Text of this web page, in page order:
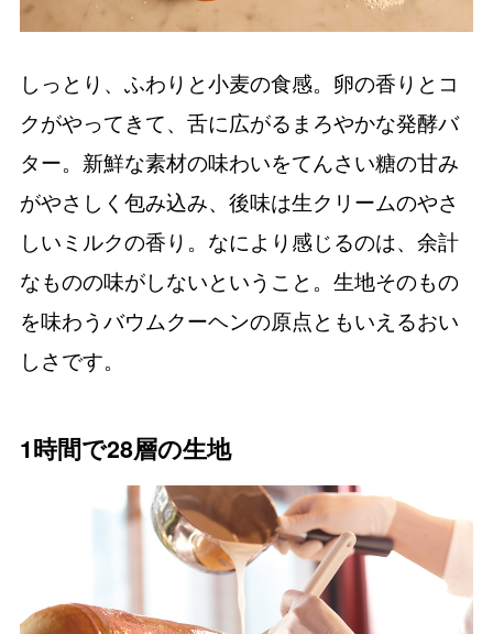
しっとり、ふわりと小麦の食感。卵の香りとコ
クがやってきて、舌に広がるまろやかな発酵バ
ター。新鮮な素材の味わいをてんさい糖の甘み
がやさしく包み込み、後味は生クリームのやさ
しいミルクの香り。なにより感じるのは、余計
なものの味がしないということ。生地そのもの
を味わうバウムクーヘンの原点ともいえるおい
しさです。
1時間で28層の生地